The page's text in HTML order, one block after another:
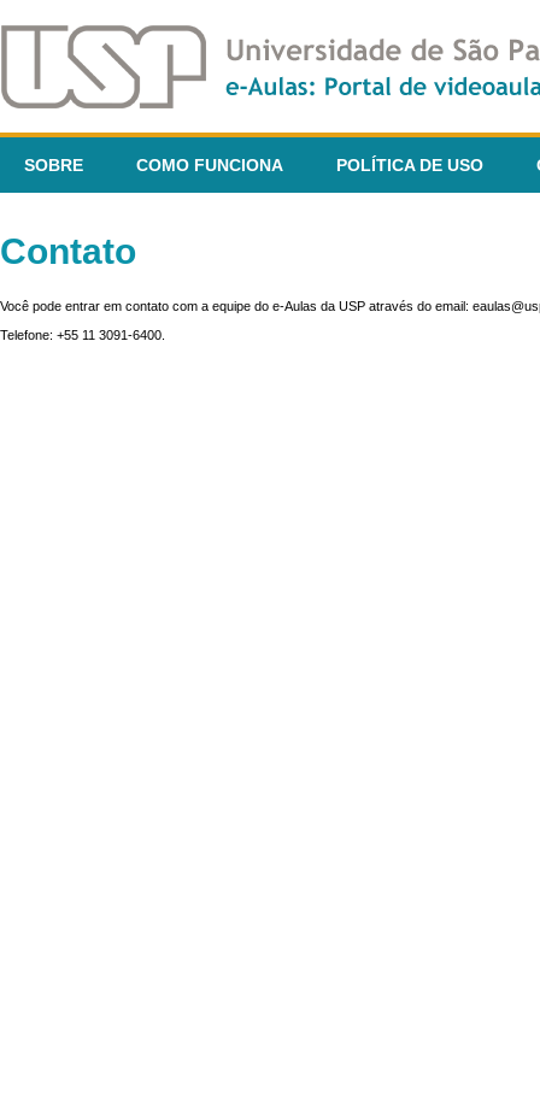
SOBRE COMO FUNCIONA POLÍTICA DE USO
Contato
Você pode entrar em contato com a equipe do e-Aulas da USP através do email:
Telefone: +55 11 3091-6400.